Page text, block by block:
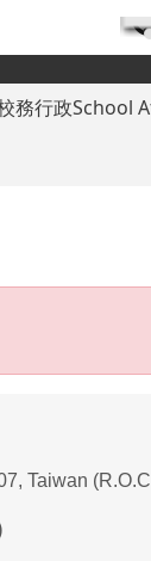
務行政School
Taiwan